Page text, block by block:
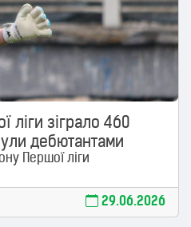
ліги зіграло 460
дебютантами
Першої ліги
29.06.2026